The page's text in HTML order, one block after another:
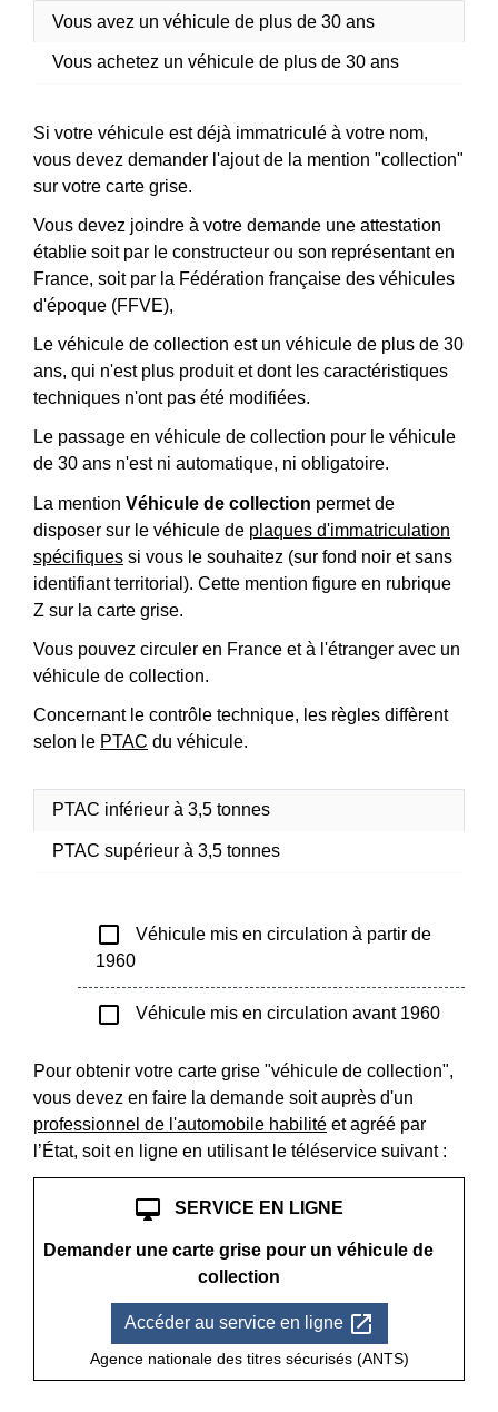
Vous avez un véhicule de plus de 30 ans
Vous achetez un véhicule de plus de 30 ans
Si votre véhicule est déjà immatriculé à votre nom,
vous devez demander l'ajout de la mention "collection"
sur votre carte grise.
Vous devez joindre à votre demande une attestation
établie soit par le constructeur ou son représentant en
France, soit par la Fédération française des véhicules
d'époque (FFVE),
Le véhicule de collection est un véhicule de plus de 30
ans, qui n'est plus produit et dont les caractéristiques
techniques n'ont pas été modifiées.
Le passage en véhicule de collection pour le véhicule
de 30 ans n'est ni automatique, ni obligatoire.
La mention Véhicule de collection permet de
disposer sur le véhicule de plaques d'immatriculation
spécifiques si vous le souhaitez (sur fond noir et sans
identifiant territorial). Cette mention figure en rubrique
Z sur la carte grise.
Vous pouvez circuler en France et à l'étranger avec un
véhicule de collection.
Concernant le contrôle technique, les règles diffèrent
selon le PTAC du véhicule.
PTAC inférieur à 3,5 tonnes
PTAC supérieur à 3,5 tonnes
check_box_outline_blank
Véhicule mis en circulation à partir de
1960
check_box_outline_blank Véhicule mis en circulation avant 1960
Pour obtenir votre carte grise "véhicule de collection",
vous devez en faire la demande soit auprès d'un
professionnel de l'automobile habilité et agréé par
l’État, soit en ligne en utilisant le téléservice suivant :
desktop_mac SERVICE EN LIGNE
Demander une carte grise pour un véhicule de
collection
Accéder au service en ligne open_in_new
Agence nationale des titres sécurisés (ANTS)